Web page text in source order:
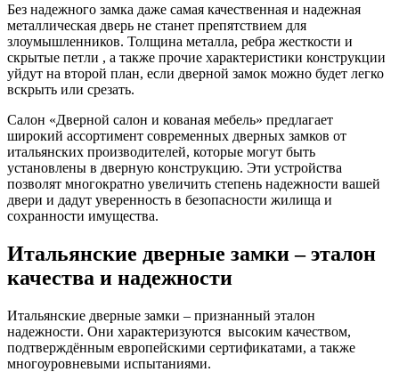
Без надежного замка даже самая качественная и надежная
металлическая дверь не станет препятствием для
злоумышленников. Толщина металла, ребра жесткости и
скрытые петли , а также прочие характеристики конструкции
уйдут на второй план, если дверной замок можно будет легко
вскрыть или срезать.
Салон «Дверной салон и кованая мебель» предлагает
широкий ассортимент современных дверных замков от
итальянских производителей, которые могут быть
установлены в дверную конструкцию. Эти устройства
позволят многократно увеличить степень надежности вашей
двери и дадут уверенность в безопасности жилища и
сохранности имущества.
Итальянские дверные замки – эталон
качества и надежности
Итальянские дверные замки – признанный эталон
надежности. Они характеризуются высоким качеством,
подтверждённым европейскими сертификатами, а также
многоуровневыми испытаниями.